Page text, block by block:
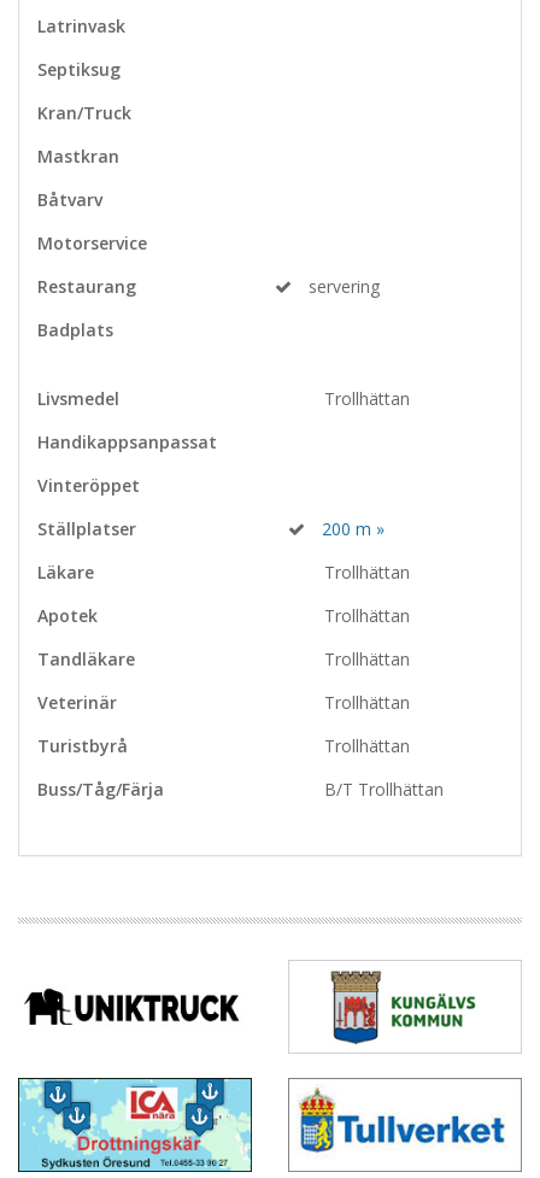
Latrinvask
Septiksug
Kran/Truck
Mastkran
Båtvarv
Motorservice
Restaurang
servering
Badplats
Livsmedel
Trollhättan
Handikappsanpassat
Vinteröppet
Ställplatser
200 m »
Läkare
Trollhättan
Apotek
Trollhättan
Tandläkare
Trollhättan
Veterinär
Trollhättan
Turistbyrå
Trollhättan
Buss/Tåg/Färja
B/T Trollhättan